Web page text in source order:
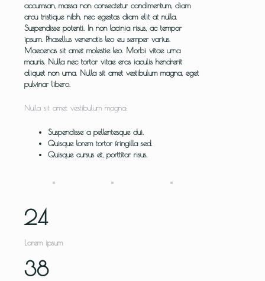
accumsan, massa non consectetur condimentum, diam
arcu tristique nibh, nec egestas diam elit at nulla.
Suspendisse potenti. In non lacinia risus, ac tempor
ipsum. Phasellus venenatis leo eu semper varius.
Maecenas sit amet molestie leo. Morbi vitae urna
mauris. Nulla nec tortor vitae eros iaculis hendrerit
aliquet non urna. Nulla sit amet vestibulum magna, eget
pulvinar libero.
Nulla sit amet vestibulum magna:
Suspendisse a pellentesque dui.
Quisque lorem tortor fringilla sed.
Quisque cursus et, porttitor risus.
24
Lorem ipsum
38